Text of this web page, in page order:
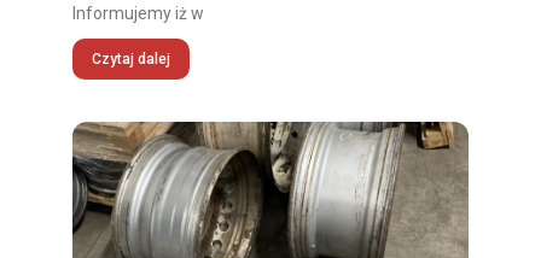
Informujemy iż w
Czytaj dalej